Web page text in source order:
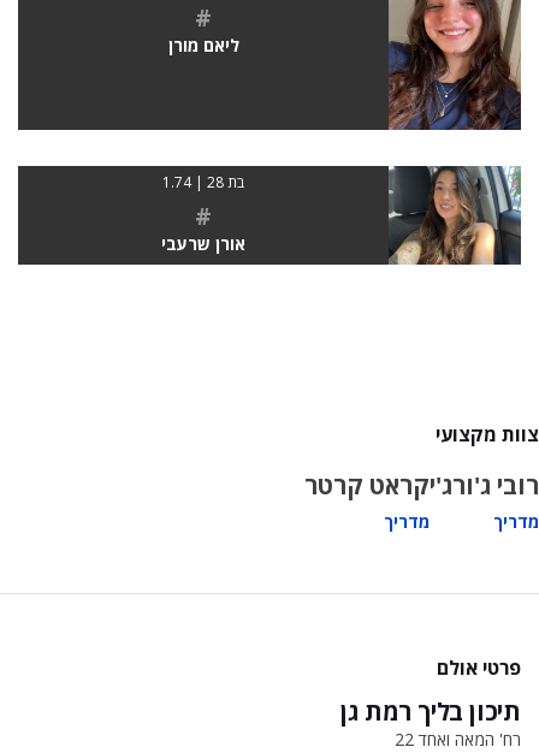
#
ליאם מורן
בת 28 | 1.74
#
אורן שרעבי
צוות מקצועי
רובי ג'ורג'י
מדריך
קראט קרטר
מדריך
פרטי אולם
תיכון בליך רמת גן
רח' המאה ואחד 22